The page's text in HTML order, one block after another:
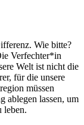
Wie bitte?
Verfechter*in
Welt ist nicht die
für die unsere
müssen
ablegen lassen, um
leben.